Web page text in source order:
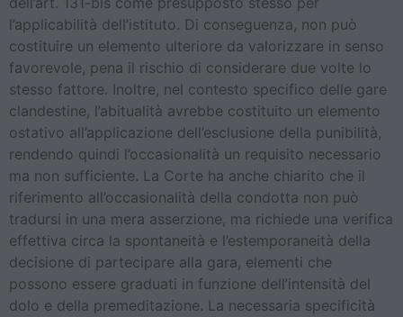
l’applicabilità dell’istituto. Di conseguenza, non può
costituire un elemento ulteriore da valorizzare in senso
favorevole, pena il rischio di considerare due volte lo
stesso fattore. Inoltre, nel contesto specifico delle gare
clandestine, l’abitualità avrebbe costituito un elemento
ostativo all’applicazione dell’esclusione della punibilità,
rendendo quindi l’occasionalità un requisito necessario
ma non sufficiente. La Corte ha anche chiarito che il
riferimento all’occasionalità della condotta non può
tradursi in una mera asserzione, ma richiede una verifica
effettiva circa la spontaneità e l’estemporaneità della
decisione di partecipare alla gara, elementi che
possono essere graduati in funzione dell’intensità del
dolo e della premeditazione. La necessaria specificità